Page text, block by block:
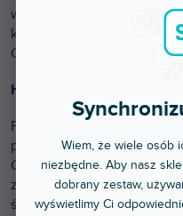
Wiem, że wiele osób
niezbędne. Aby nasz
dobrany zestaw,
wyświetlimy Ci
włączanie i
konwencjonalne
CDJ.
HUB USB wewnątrz
Flux zawiera
podłączania
Oprócz rozszerzonych
zmniejsza potencjalne
środowisku klubowym.